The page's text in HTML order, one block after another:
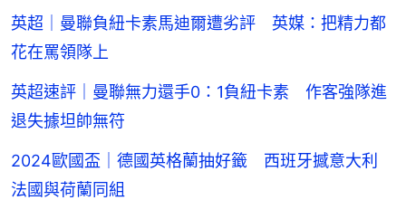
英超｜曼聯負紐卡素馬迪爾遭劣評 英媒：把精力都
花在罵領隊上
英超速評｜曼聯無力還手0：1負紐卡素 作客強隊進
退失據坦帥無符
2024歐國盃｜德國英格蘭抽好籤 西班牙撼意大利
法國與荷蘭同組